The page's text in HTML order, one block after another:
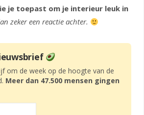
je toepast om je interieur leuk in
zeker een reactie achter.
om de week op de hoogte van de
Meer dan 47.500 mensen gingen